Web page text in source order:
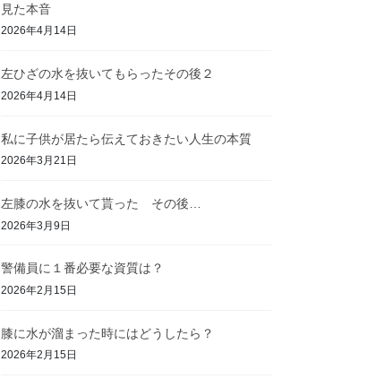
見た本音
2026年4月14日
左ひざの水を抜いてもらったその後２
2026年4月14日
私に子供が居たら伝えておきたい人生の本質
2026年3月21日
左膝の水を抜いて貰った その後…
2026年3月9日
警備員に１番必要な資質は？
2026年2月15日
膝に水が溜まった時にはどうしたら？
2026年2月15日